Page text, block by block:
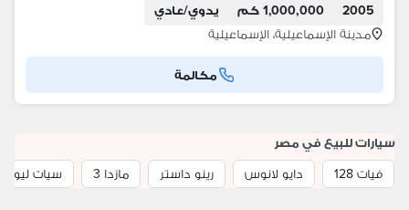
2005
1,000,000 كم
يدوي/عادي
مدينة الإسماعيلية، الإسماعيلية
مكالمة
سيارات للبيع في مصر
فيات 128
دايو لانوس رينو داستر مازدا 3 سيات ليون